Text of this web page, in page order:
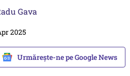
Gava
2025
Urmărește-ne pe Google News